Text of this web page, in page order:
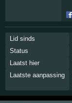
Lid sinds
Status
Laatst hier
Laatste aanpassing